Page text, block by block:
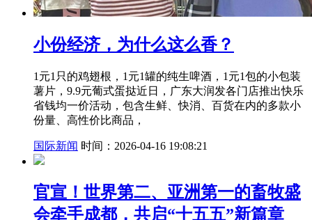
小份经济，为什么这么香？
1元1只的鸡翅根，1元1罐的纯生啤酒，1元1包的小包装
薯片，9.9元葡式蛋挞近日，广东大润发各门店推出快乐
省钱均一价活动，包含生鲜、快消、百货在内的多款小
份量、高性价比商品，
国际新闻 时间：2026-04-16 19:08:21
官宣！世界第二、亚洲第一的畜牧盛
会牵手成都，共启“十五五”新篇章